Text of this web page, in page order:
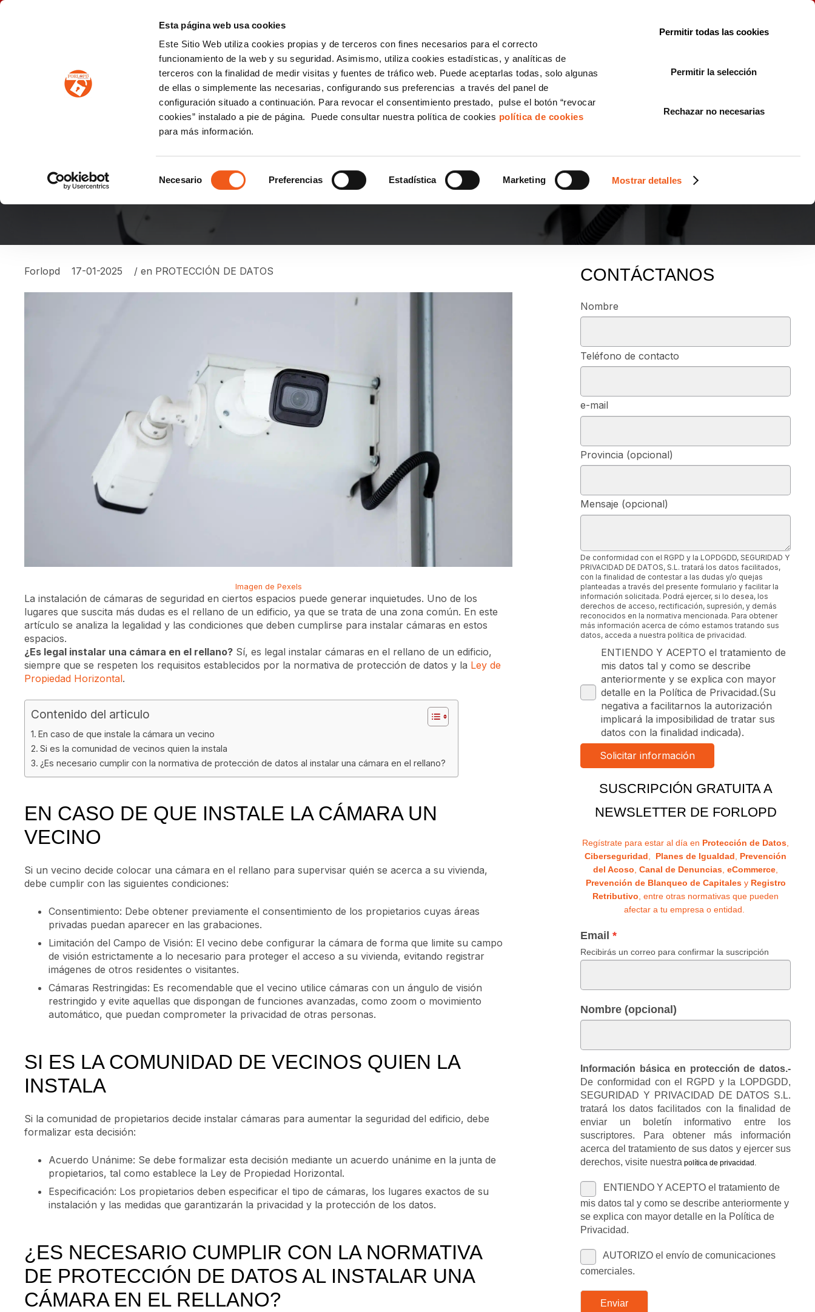
Esta página web usa cookies
Este Sitio Web utiliza cookies propias y de terceros con fines necesarios para el correcto
funcionamiento de la web y su seguridad. Asimismo, utiliza cookies estadísticas, y analíticas de
terceros con la finalidad de medir visitas y fuentes de tráfico web. Puede aceptarlas todas, solo algunas
de ellas o simplemente las necesarias, configurando sus preferencias a través del panel de
configuración situado a continuación. Para revocar el consentimiento prestado, pulse el botón “revocar
cookies” instalado a pie de página. Puede consultar nuestra política de cookies política de cookies
para más información.
de
Necesario Preferencias Estadística Marketing Mostrar detalles
Permitir todas las cookies
Permitir la selección
Rechazar no necesarias
PROTECCION DE DATOS IGUALDAD CONSULTORÍA ECOMMERCE LSSI CANAL DENUNCIAS
¿SE PUEDE INSTALAR UNA CÁMARA EN EL RELLANO DE UN
EDIFICIO?
Forlopd 17-01-2025 / en PROTECCIÓN DE DATOS
Imagen de Pexels
La instalación de cámaras de seguridad en ciertos espacios puede generar inquietudes. Uno de los
lugares que suscita más dudas es el rellano de un edificio, ya que se trata de una zona común. En este
artículo se analiza la legalidad y las condiciones que deben cumplirse para instalar cámaras en estos
espacios.
¿Es legal instalar una cámara en el rellano? Sí, es legal instalar cámaras en el rellano de un edificio,
siempre que se respeten los requisitos establecidos por la normativa de protección de datos y la Ley de
Propiedad Horizontal.
Contenido del articulo
En caso de que instale la cámara un vecino
Si es la comunidad de vecinos quien la instala
¿Es necesario cumplir con la normativa de protección de datos al instalar una cámara en el rellano?
EN CASO DE QUE INSTALE LA CÁMARA UN
VECINO
Si un vecino decide colocar una cámara en el rellano para supervisar quién se acerca a su vivienda,
debe cumplir con las siguientes condiciones:
Consentimiento: Debe obtener previamente el consentimiento de los propietarios cuyas áreas
privadas puedan aparecer en las grabaciones.
Limitación del Campo de Visión: El vecino debe configurar la cámara de forma que limite su campo
de visión estrictamente a lo necesario para proteger el acceso a su vivienda, evitando registrar
imágenes de otros residentes o visitantes.
Cámaras Restringidas: Es recomendable que el vecino utilice cámaras con un ángulo de visión
restringido y evite aquellas que dispongan de funciones avanzadas, como zoom o movimiento
automático, que puedan comprometer la privacidad de otras personas.
SI ES LA COMUNIDAD DE VECINOS QUIEN LA
INSTALA
Si la comunidad de propietarios decide instalar cámaras para aumentar la seguridad del edificio, debe
formalizar esta decisión:
Acuerdo Unánime: Se debe formalizar esta decisión mediante un acuerdo unánime en la junta de
propietarios, tal como establece la Ley de Propiedad Horizontal.
Especificación: Los propietarios deben especificar el tipo de cámaras, los lugares exactos de su
instalación y las medidas que garantizarán la privacidad y la protección de los datos.
¿ES NECESARIO CUMPLIR CON LA NORMATIVA
DE PROTECCIÓN DE DATOS AL INSTALAR UNA
CÁMARA EN EL RELLANO?
CONTÁCTANOS
Nombre
Teléfono de contacto
e-mail
Provincia (opcional)
Mensaje (opcional)
De conformidad con el RGPD y la LOPDGDD, SEGURIDAD Y
PRIVACIDAD DE DATOS, S.L. tratará los datos facilitados,
con la finalidad de contestar a las dudas y/o quejas
planteadas a través del presente formulario y facilitar la
información solicitada. Podrá ejercer, si lo desea, los
derechos de acceso, rectificación, supresión, y demás
reconocidos en la normativa mencionada. Para obtener
más información acerca de cómo estamos tratando sus
datos, acceda a nuestra política de privacidad.
ENTIENDO Y ACEPTO el tratamiento de
mis datos tal y como se describe
anteriormente y se explica con mayor
detalle en la Política de Privacidad.(Su
negativa a facilitarnos la autorización
implicará la imposibilidad de tratar sus
datos con la finalidad indicada).
SUSCRIPCIÓN GRATUITA A
NEWSLETTER DE FORLOPD
Regístrate para estar al día en Protección de Datos,
Ciberseguridad, Planes de Igualdad, Prevención
del Acoso,Canal de Denuncias, eCommerce,
Prevención de Blanqueo de Capitalesy Registro
Retributivo, entre otras normativas que pueden
afectar a tu empresa o entidad.
Email
Recibirás un correo para confirmar la suscripción
Nombre (opcional)
Información básica en protección de datos.-
De conformidad con el RGPD y la LOPDGDD,
SEGURIDAD Y PRIVACIDAD DE DATOS S.L.
tratará los datos facilitados con la finalidad de
enviar un boletín informativo entre los
suscriptores. Para obtener más información
acerca del tratamiento de sus datos y ejercer sus
derechos, visite nuestra política de privacidad .
ENTIENDO Y ACEPTO el tratamiento de
mis datos tal y como se describe anteriormente y
se explica con mayor detalle en la Política de
Privacidad.
AUTORIZO el envío de comunicaciones
comerciales.
Enviar